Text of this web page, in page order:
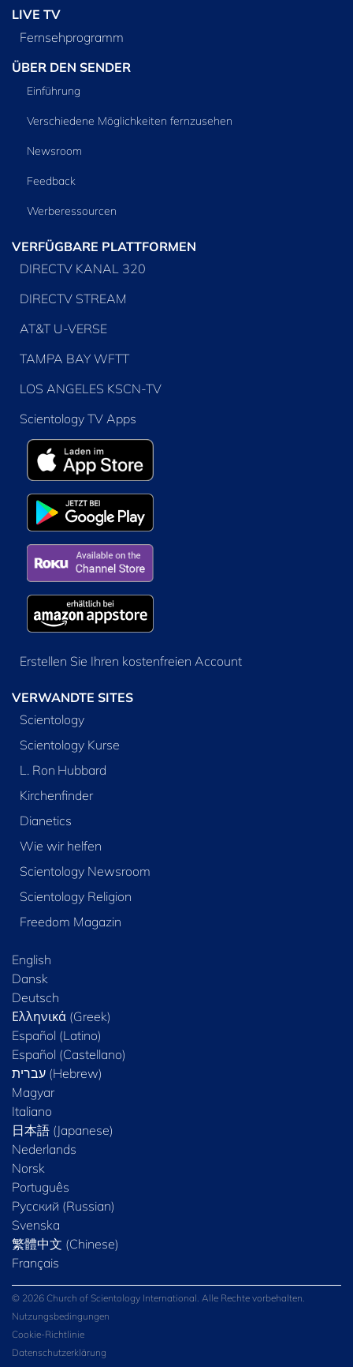
LIVE TV
Fernsehprogramm
ÜBER DEN SENDER
Einführung
Verschiedene Möglichkeiten fernzusehen
Newsroom
Feedback
Werberessourcen
VERFÜGBARE PLATTFORMEN
DIRECTV KANAL 320
DIRECTV STREAM
AT&T U-VERSE
TAMPA BAY WFTT
LOS ANGELES KSCN-TV
Scientology TV Apps
Erstellen Sie Ihren kostenfreien Account
VERWANDTE SITES
Scientology
Scientology Kurse
L. Ron Hubbard
Kirchenfinder
Dianetics
Wie wir helfen
Scientology Newsroom
Scientology Religion
Freedom Magazin
English
Dansk
Deutsch
Ελληνικά (Greek)
Español (Latino)
Español (Castellano)
Magyar
Italiano
日本語 (Japanese)
Nederlands
Norsk
Português
Русский (Russian)
Svenska
繁體中文 (Chinese)
Français
© 2026 Church of Scientology International. Alle Rechte vorbehalten.
Nutzungsbedingungen
Cookie-Richtlinie
Datenschutzerklärung